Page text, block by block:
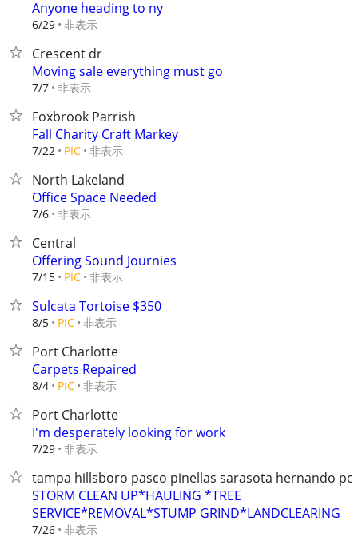
Anyone heading to ny
6/29 非表示
Crescent dr
Moving sale everything must go
7/7 非表示
Foxbrook Parrish
Fall Charity Craft Markey
7/22 PIC 非表示
North Lakeland
Office Space Needed
7/6 非表示
Central
Offering Sound Journies
7/15 PIC 非表示
Sulcata Tortoise $350
8/5 PIC 非表示
Port Charlotte
Carpets Repaired
8/4 PIC 非表示
Port Charlotte
I'm desperately looking for work
7/29 非表示
tampa hillsboro pasco pinellas sarasota hernando
STORM CLEAN UP*HAULING *TREE
SERVICE*REMOVAL*STUMP GRIND*LANDCLEARING
7/26 非表示